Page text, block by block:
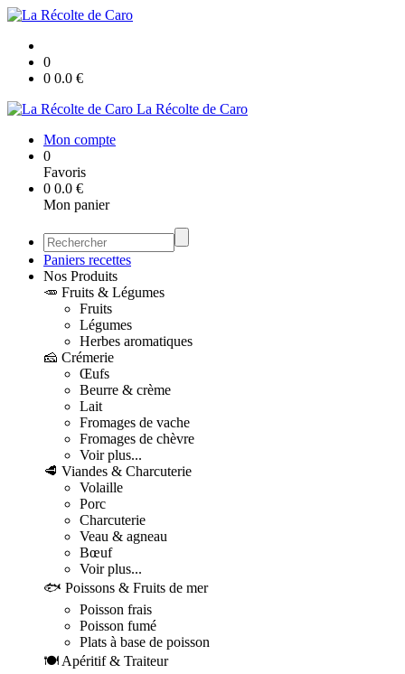
0
0 0.0 €
La Récolte de Caro
Mon compte
0
Favoris
0 0.0 €
Mon panier
Paniers recettes
Nos Produits
🥕 Fruits & Légumes
Fruits
Légumes
Herbes aromatiques
🧀 Crémerie
Œufs
Beurre & crème
Lait
Fromages de vache
Fromages de chèvre
Voir plus...
🥩 Viandes & Charcuterie
Volaille
Porc
Charcuterie
Veau & agneau
Bœuf
Voir plus...
🐟 Poissons & Fruits de mer
Poisson frais
Poisson fumé
Plats à base de poisson
🍽️ Apéritif & Traiteur